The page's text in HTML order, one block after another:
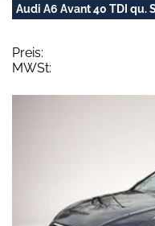
Audi A6 Avant 40 TDI qu.
Preis:
MWSt: